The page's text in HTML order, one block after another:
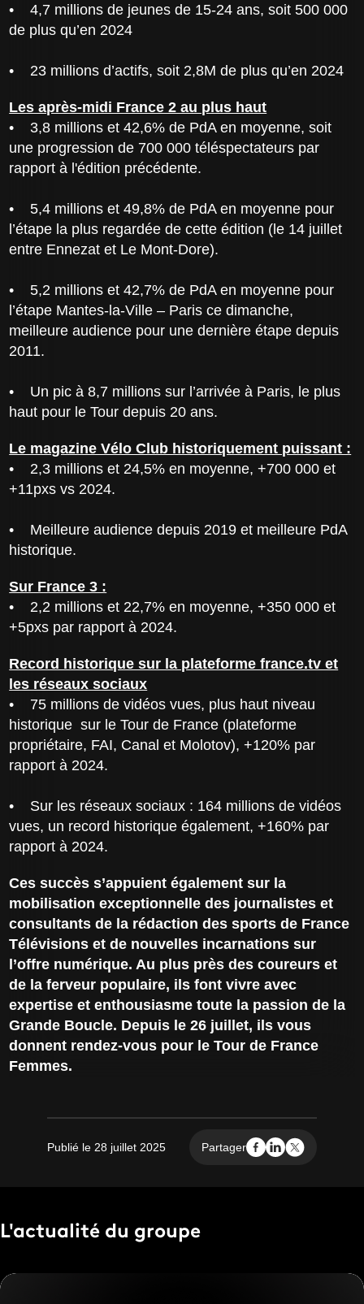
• 4,7 millions de jeunes de 15-24 ans, soit 500 000
de plus qu’en 2024
• 23 millions d’actifs, soit 2,8M de plus qu’en 2024
Les après-midi France 2 au plus haut
• 3,8 millions et 42,6% de PdA en moyenne, soit
une progression de 700 000 téléspectateurs par
rapport à l'édition précédente.
• 5,4 millions et 49,8% de PdA en moyenne pour
l’étape la plus regardée de cette édition (le 14 juillet
entre Ennezat et Le Mont-Dore).
• 5,2 millions et 42,7% de PdA en moyenne pour
l’étape Mantes-la-Ville – Paris ce dimanche,
meilleure audience pour une dernière étape depuis
2011.
• Un pic à 8,7 millions sur l’arrivée à Paris, le plus
haut pour le Tour depuis 20 ans.
Le magazine Vélo Club historiquement puissant :
• 2,3 millions et 24,5% en moyenne, +700 000 et
+11pxs vs 2024.
• Meilleure audience depuis 2019 et meilleure PdA
historique.
Sur France 3 :
• 2,2 millions et 22,7% en moyenne, +350 000 et
+5pxs par rapport à 2024.
Record historique sur la plateforme france.tv et
les réseaux sociaux
• 75 millions de vidéos vues, plus haut niveau
historique sur le Tour de France (plateforme
propriétaire, FAI, Canal et Molotov), +120% par
rapport à 2024.
• Sur les réseaux sociaux : 164 millions de vidéos
vues, un record historique également, +160% par
rapport à 2024.
Ces succès s’appuient également sur la
mobilisation exceptionnelle des journalistes et
consultants de la rédaction des sports de France
Télévisions et de nouvelles incarnations sur
l’offre numérique. Au plus près des coureurs et
de la ferveur populaire, ils font vivre avec
expertise et enthousiasme toute la passion de la
Grande Boucle. Depuis le 26 juillet, ils vous
donnent rendez-vous pour le Tour de France
Femmes.
Publié le 28 juillet 2025 Partager
L'actualité du groupe